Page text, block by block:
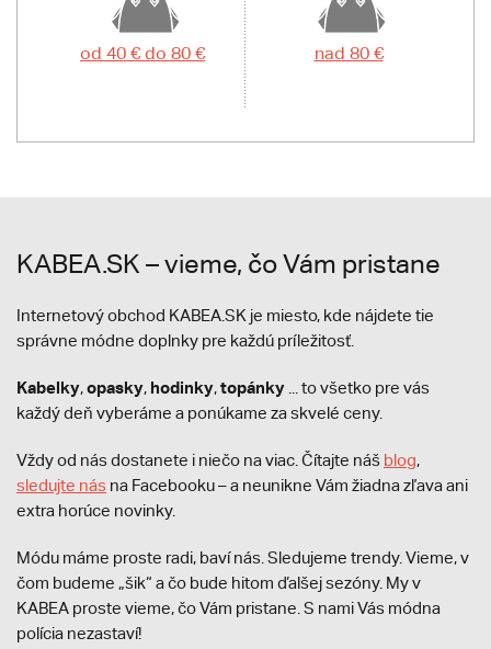
od 40 € do 80 € nad 80 €
KABEA.SK – vieme, čo Vám pristane
Internetový obchod KABEA.SK je miesto, kde nájdete tie
správne módne doplnky pre každú príležitosť.
Kabelky,opasky, hodinky,topánky ... to všetko pre vás
každý deň vyberáme a ponúkame za skvelé ceny.
Vždy od nás dostanete i niečo na viac. Čítajte náš blog,
sledujte nás na Facebooku – a neunikne Vám žiadna zľava ani
extra horúce novinky.
Módu máme proste radi, baví nás. Sledujeme trendy. Vieme, v
čom budeme „šik“ a čo bude hitom ďalšej sezóny. My v
KABEA proste vieme, čo Vám pristane. S nami Vás módna
polícia nezastaví!